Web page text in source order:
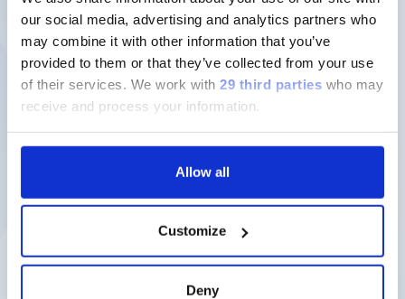
our social media, advertising and analytics partners who
may combine it with other information that you’ve
provided to them or that they’ve collected from your use
of their services. We work with 29 third parties who may
receive and process your information.
Allow all
Customize
Deny
di più
Evento passato
Novembre 2024
18 - 20
Analytica China 2024
SIMPOSIO | SHANGHAI, CHINA |
ASIA
Scopri